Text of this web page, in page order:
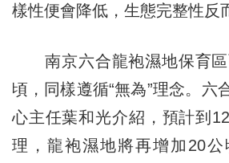
樣性便會降低，生態完整性反
南京六合龍袍濕地保育區
頃，同樣遵循“無為”理念。六
心主任葉和光介紹，預計到
理，龍袍濕地將再增加20公